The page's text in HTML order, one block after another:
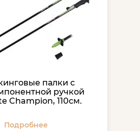
палки с
ручкой
Champion, 110см.
Подробнее